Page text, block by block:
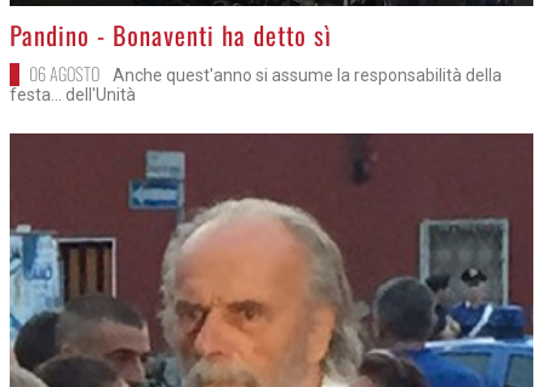
>
Pandino - Bonaventi ha detto sì
06 AGOSTO
Anche quest'anno si assume la responsabilità della
festa... dell'Unità